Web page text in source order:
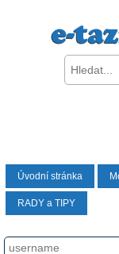
Úvodní stránka
RADY a TIPY